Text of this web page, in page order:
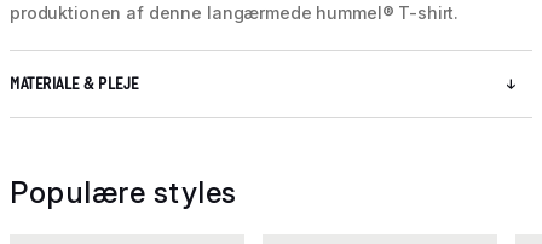
produktionen af denne langærmede hummel® T-shirt.
MATERIALE & PLEJE
Populære styles